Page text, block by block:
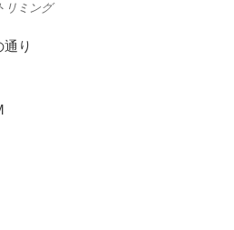
リミング
り